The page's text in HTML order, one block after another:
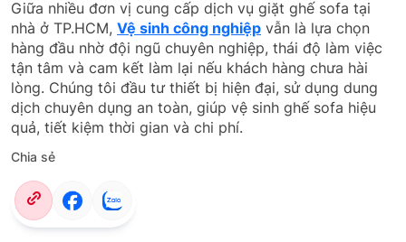
Chia sẻ
Giữa nhiều đơn vị cung cấp dịch vụ giặt ghế sofa tại
nhà ở TP.HCM, Vệ sinh công nghiệp vẫn là lựa chọn
hàng đầu nhờ đội ngũ chuyên nghiệp, thái độ làm việc
tận tâm và cam kết làm lại nếu khách hàng chưa hài
lòng. Chúng tôi đầu tư thiết bị hiện đại, sử dụng dung
dịch chuyên dụng an toàn, giúp vệ sinh ghế sofa hiệu
quả, tiết kiệm thời gian và chi phí.